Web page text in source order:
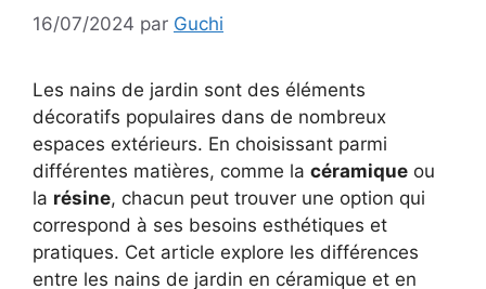
16/07/2024 par Guchi
Les nains de jardin sont des éléments
décoratifs populaires dans de nombreux
espaces extérieurs. En choisissant parmi
différentes matières, comme la céramique ou
la résine, chacun peut trouver une option qui
correspond à ses besoins esthétiques et
pratiques. Cet article explore les différences
entre les nains de jardin en céramique et en